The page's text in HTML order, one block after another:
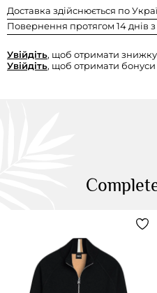
Доставка здійснюється по
Повернення протягом 14 днів
Увійдіть, щоб отримати
Увійдіть, щоб отримати